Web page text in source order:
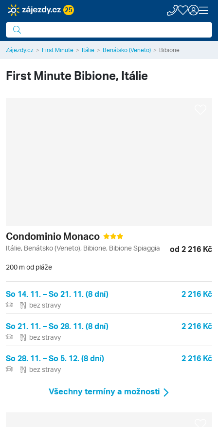
25
Zájezdy.cz First Minute Itálie Benátsko (Veneto) Bibione
First MinuteBibione, Itálie
Condominio Monaco
Itálie, Benátsko (Veneto), Bibione, Bibione Spiaggia od 2 216 Kč
200 m od pláže
So 14. 11. – So 21. 11. (8 dní) 2 216 Kč
bez stravy
So 21. 11. – So 28. 11. (8 dní) 2 216 Kč
bez stravy
So 28. 11. – So 5. 12. (8 dní) 2 216 Kč
bez stravy
Všechny termíny a možnosti